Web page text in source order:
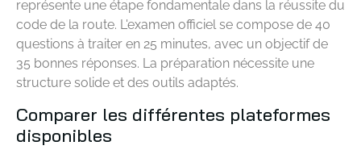
représente une étape fondamentale dans la réussite du
code de la route. L'examen officiel se compose de 40
questions à traiter en 25 minutes, avec un objectif de
35 bonnes réponses. La préparation nécessite une
structure solide et des outils adaptés.
Comparer les différentes plateformes
disponibles